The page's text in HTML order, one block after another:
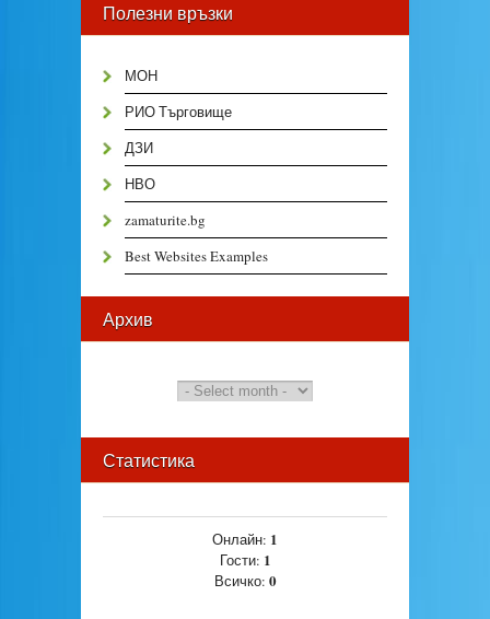
Полезни връзки
МОН
РИО Търговище
ДЗИ
НВО
zamaturite.bg
Best Websites Examples
Архив
Статистика
Онлайн: 1
Гости: 1
Всичко: 0